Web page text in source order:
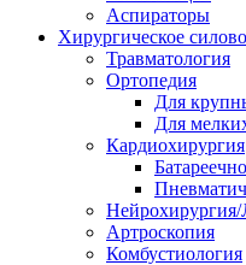
Аспираторы
Хирургическое
Травматология
Ортопедия
Для
Для
Кардиохирургия
Артроскопия
Комбустиология